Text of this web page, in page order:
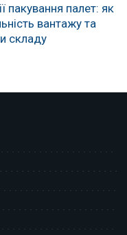
пакування палет: як
вантажу та
складу